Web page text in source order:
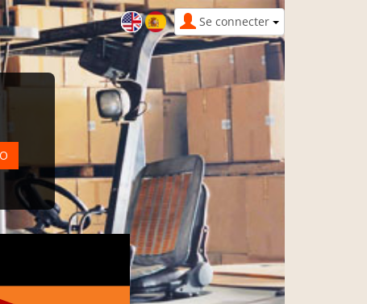
Se connecter